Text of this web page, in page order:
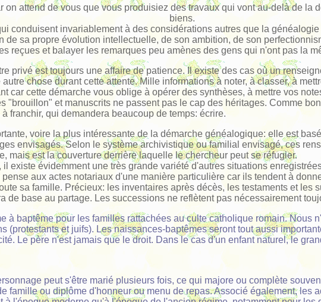
attend de vous que vous produisiez des travaux qui vont au-delà de la
biens.
conduisent invariablement à des considérations autres que la
sa propre évolution intellectuelle, de son ambition, de son
reçues et balayer les remarques peu amènes des gens qui n'ont pas la
privé est toujours une affaire de patience. Il existe des cas où un
chose durant cette attente. Mille informations à noter, à classer, à
car cette démarche vous oblige à opérer des synthèses, à mettre vos
"brouillon" et manuscrits ne passent pas le cap des héritages. Comme
franchir, qui demandera beaucoup de temps: écrire.
voire la plus intéressante de la démarche généalogique: elle est
envisagés. Selon le système archivistique ou familial envisagé, ces
mais est la couverture derrière laquelle le chercheur peut se réfugier.
existe évidemment une très grande variété d'autres situations
aux actes notariaux d'une manière particulière car ils tendent à
sa famille. Précieux: les inventaires après décès, les testaments et les
de base au partage. Les successions ne reflètent pas nécessairement
à baptême pour les familles rattachées au culte catholique romain. Nous
(protestants et juifs). Les naissances-baptêmes seront tout aussi
Le père n'est jamais que le droit. Dans le cas d'un enfant naturel, le
peut s'être marié plusieurs fois, ce qui majore ou complète
famille ou diplôme d'honneur ou menu de repas. Associé également, les